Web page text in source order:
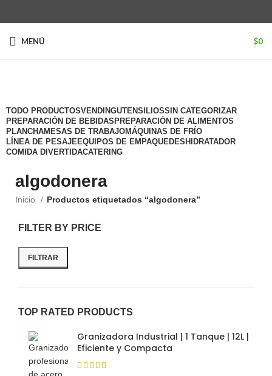
MENÚ $0
TODO PRODUCTOSVENDINGUTENSILIOSSIN CATEGORIZAR
PREPARACIÓN DE BEBIDAS PREPARACIÓN DE ALIMENTOS
PLANCHAMESAS DE TRABAJOMÁQUINAS DE FRÍO
LÍNEA DE PESAJEEQUIPOS DE EMPAQUEDESHIDRATADOR
COMIDA DIVERTIDACATERING
algodonera
Inicio Productos etiquetados “algodonera”
FILTER BY PRICE
FILTRAR
TOP RATED PRODUCTS
Granizadora Industrial | 1 Tanque | 12L |
Eficiente y Compacta